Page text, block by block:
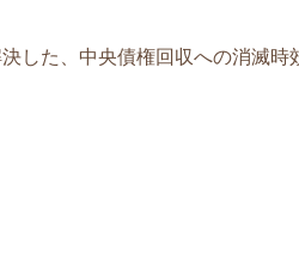
した、中央債権回収への消滅時